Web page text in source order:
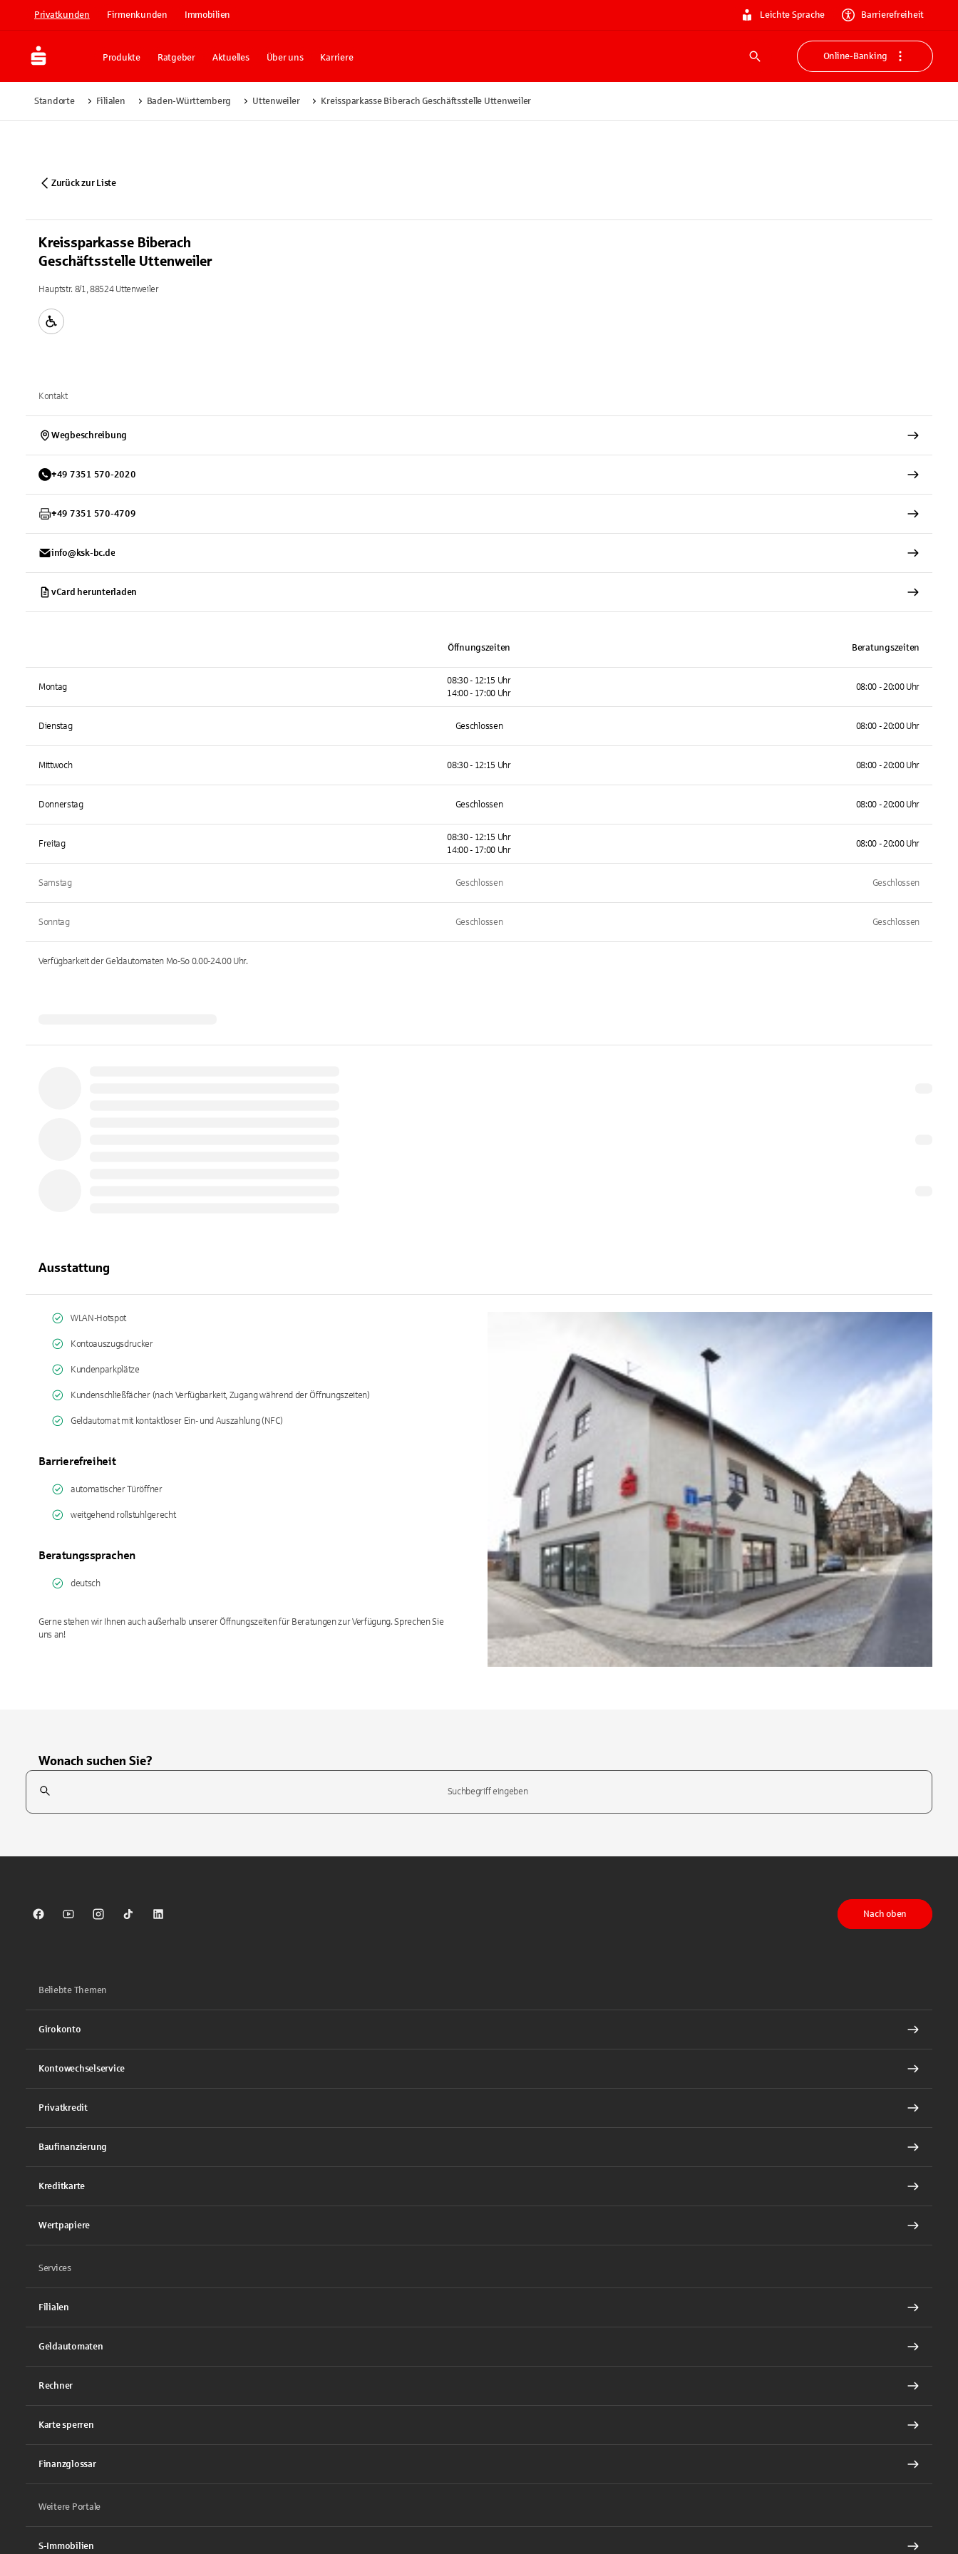
Privatkunden Firmenkunden Immobilien Leichte Sprache Barrierefreiheit
Produkte Ratgeber Aktuelles Über uns Karriere
Suche
Online-Banking
Standorte Filialen Baden-Württemberg Uttenweiler Kreissparkasse Biberach Geschäftsstelle Uttenweiler
Zurück zur Liste
Kreissparkasse Biberach
Geschäftsstelle Uttenweiler
Hauptstr. 8/1, 88524 Uttenweiler
Kontakt
Wegbeschreibung
+49 7351 570-2020
+49 7351 570-4709
info@ksk-bc.de
vCard herunterladen
Öffnungszeiten Beratungszeiten
Montag
08:30 - 12:15 Uhr
14:00 - 17:00 Uhr
08:00 - 20:00 Uhr
Dienstag Geschlossen 08:00 - 20:00 Uhr
Mittwoch 08:30 - 12:15 Uhr 08:00 - 20:00 Uhr
Donnerstag Geschlossen 08:00 - 20:00 Uhr
Freitag
08:30 - 12:15 Uhr
14:00 - 17:00 Uhr
08:00 - 20:00 Uhr
Samstag Geschlossen Geschlossen
Sonntag Geschlossen Geschlossen
Verfügbarkeit der Geldautomaten Mo-So 0.00-24.00Uhr.
Ausstattung
WLAN-Hotspot
Kontoauszugsdrucker
Kundenparkplätze
Kundenschließfächer (nach Verfügbarkeit, Zugang während der Öffnungszeiten)
Geldautomat mit kontaktloser Ein- und Auszahlung (NFC)
Barrierefreiheit
automatischer Türöffner
weitgehend rollstuhlgerecht
Beratungssprachen
deutsch
Gerne stehen wir Ihnen auch außerhalb unserer Öffnungszeiten für Beratungen zur Verfügung. Sprechen Sie
uns an!
Wonach suchen Sie?
Suchfeld
Sparkasse auf Facebook
Sparkasse auf Youtube
Sparkasse auf Instagram
Sparkasse auf TikTok
Sparkasse auf LinkedIn
Nach oben
Beliebte Themen
Girokonto
Kontowechselservice
Privatkredit
Baufinanzierung
Kreditkarte
Wertpapiere
Services
Filialen
Geldautomaten
Rechner
Karte sperren
Finanzglossar
Weitere Portale
S-Immobilien